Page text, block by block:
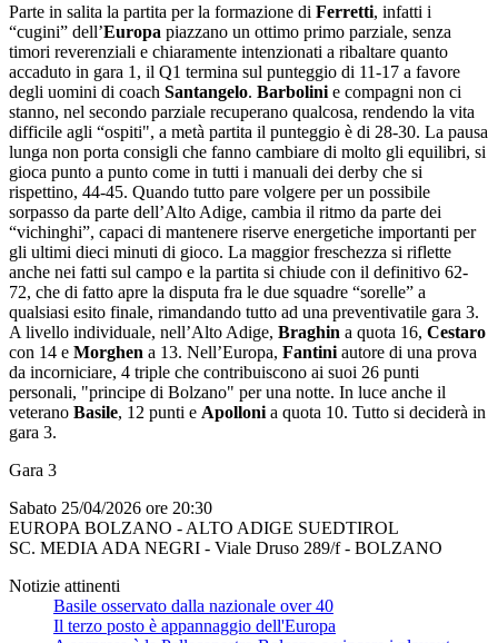
Parte in salita la partita per la formazione di Ferretti, infatti i
“cugini” dell’Europa piazzano un ottimo primo parziale, senza
timori reverenziali e chiaramente intenzionati a ribaltare quanto
accaduto in gara 1, il Q1 termina sul punteggio di 11-17 a favore
degli uomini di coach Santangelo. Barbolini e compagni non ci
stanno, nel secondo parziale recuperano qualcosa, rendendo la vita
difficile agli “ospiti", a metà partita il punteggio è di 28-30. La pausa
lunga non porta consigli che fanno cambiare di molto gli equilibri, si
gioca punto a punto come in tutti i manuali dei derby che si
rispettino, 44-45. Quando tutto pare volgere per un possibile
sorpasso da parte dell’Alto Adige, cambia il ritmo da parte dei
“vichinghi”, capaci di mantenere riserve energetiche importanti per
gli ultimi dieci minuti di gioco. La maggior freschezza si riflette
anche nei fatti sul campo e la partita si chiude con il definitivo 62-
72, che di fatto apre la disputa fra le due squadre “sorelle” a
qualsiasi esito finale, rimandando tutto ad una preventivatile gara 3.
A livello individuale, nell’Alto Adige, Braghin a quota 16, Cestaro
con 14 e Morghen a 13. Nell’Europa, Fantini autore di una prova
da incorniciare, 4 triple che contribuiscono ai suoi 26 punti
personali, "principe di Bolzano" per una notte. In luce anche il
veterano Basile, 12 punti e Apolloni a quota 10. Tutto si deciderà in
gara 3.
Gara 3
Sabato 25/04/2026 ore 20:30
EUROPA BOLZANO - ALTO ADIGE SUEDTIROL
SC. MEDIA ADA NEGRI - Viale Druso 289/f - BOLZANO
Notizie attinenti
Basile osservato dalla nazionale over 40
Il terzo posto è appannaggio dell'Europa